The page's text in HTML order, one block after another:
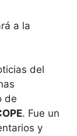
a la
del
de
. Fue un
y